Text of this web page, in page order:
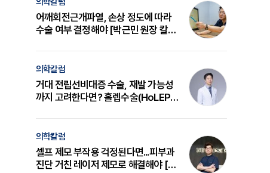
어깨회전근개파열, 손상 정도에 따라
수술 여부 결정해야 [박근민 원장 칼
의학칼럼
거대 전립선비대증 수술, 재발 가능성
까지 고려한다면? 홀렙수술(HoLEP)
의학칼럼
셀프 제모 부작용 걱정된다면...피부과
진단 거친 레이저 제모로 해결해야 [변